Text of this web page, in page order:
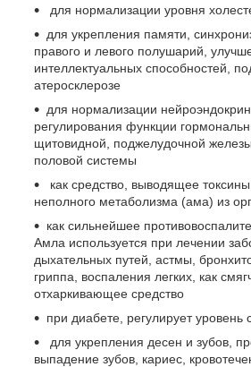
для нормализации уровня
для укрепления памяти,
правого и левого полушарий,
интеллектуальных способностей,
атеросклерозе
для нормализации
регулирования функции
щитовидной, поджелудочной
половой системы
как средство, выводящее
неполного метаболизма (ама) из
как сильнейшее
Амла используется при лечении
дыхательных путей, астмы,
гриппа, воспаления легких, как
отхаркивающее средство
при диабете, регулирует уровень
для укрепления десен и зубов,
выпадение зубов, кариес,